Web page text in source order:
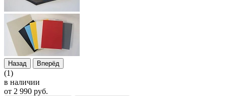
Назад Вперёд
(1)
в наличии
от 2 990 руб.